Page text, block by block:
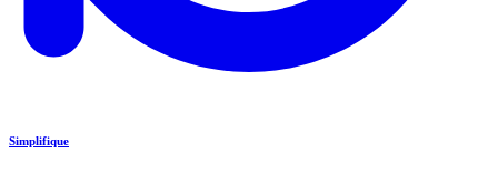
Simplifique